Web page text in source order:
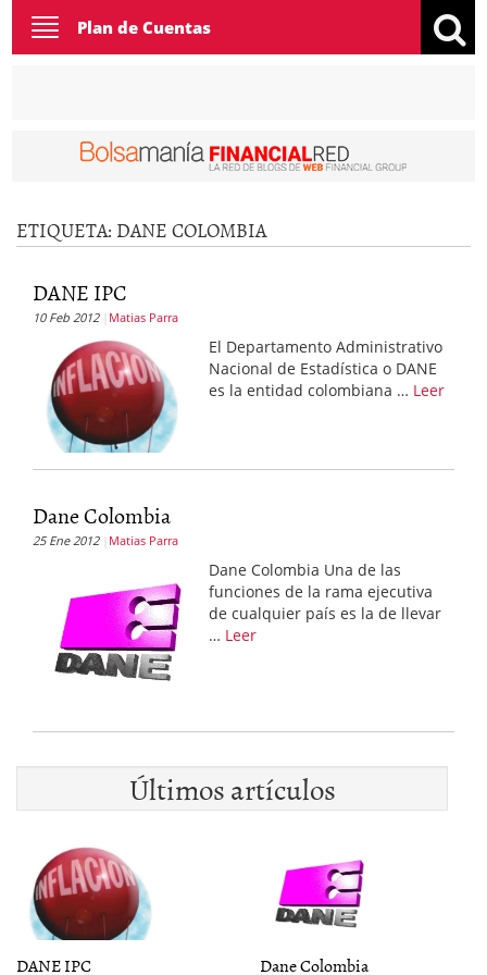
Toggle
navigation
Plan de Cuentas
ETIQUETA: DANE COLOMBIA
DANE IPC
10 Feb 2012 Matias Parra
El Departamento Administrativo
Nacional de Estadística o DANE
es la entidad colombiana … Leer
Dane Colombia
25 Ene 2012 Matias Parra
Dane Colombia Una de las
funciones de la rama ejecutiva
de cualquier país es la de llevar
… Leer
Últimos artículos
DANE IPC Dane Colombia